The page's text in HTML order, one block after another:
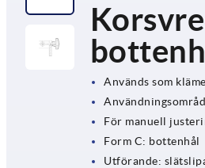
Används som
För manuell
Form C: bottenhål
Utförande: